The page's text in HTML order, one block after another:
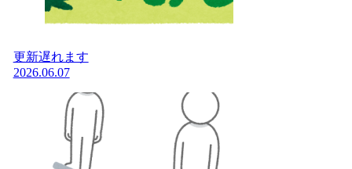
更新遅れます
2026.06.07